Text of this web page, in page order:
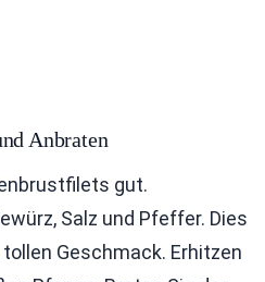
Anbraten
gut.
Salz und Pfeffer. Dies
Geschmack. Erhitzen